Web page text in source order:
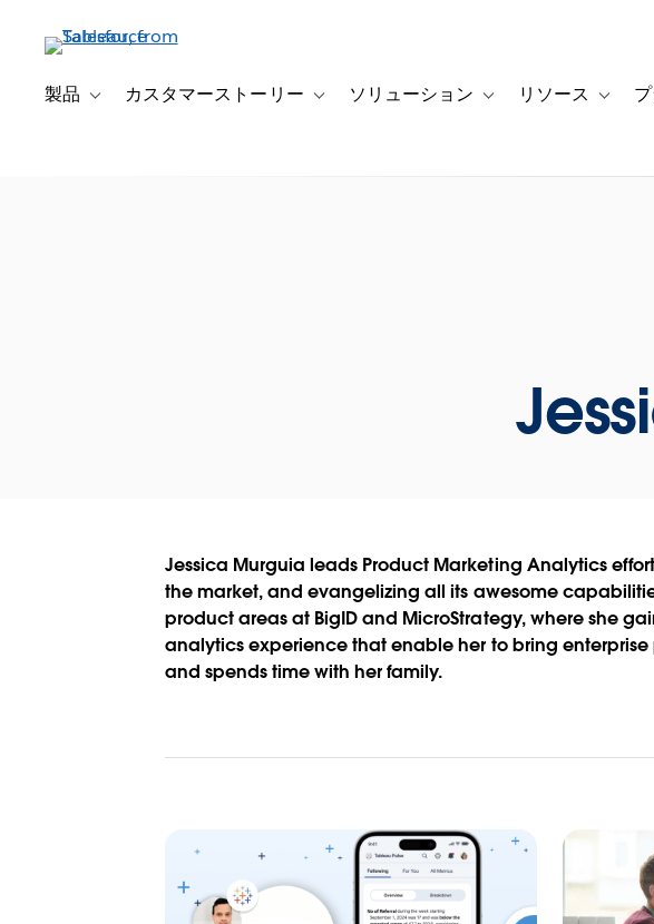
製品 Toggle sub-navigation for 製品
カスタマーストーリー Toggle sub-navigation for カスタマーストーリー
ソリューション Toggle sub-navigation for
リソース Toggle
Jessica Murguia leads Product Marketing Analytics
the market, and evangelizing all its awesome
product areas at BigID and MicroStrategy, where she
analytics experience that enable her to bring
and spends time with her family.